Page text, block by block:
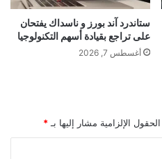
ستاندرد آند بورز و ناسداك يفتحان
على تراجع بقيادة أسهم التكنولوجيا
أغسطس 7, 2026
الحقول الإلزامية مشار إليها بـ*